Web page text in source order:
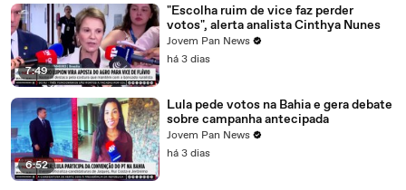
7:49
"Escolha ruim de vice faz perder
votos", alerta analista Cinthya Nunes
Jovem Pan News
há 3 dias
6:52
Lula pede votos na Bahia e gera debate
sobre campanha antecipada
Jovem Pan News
há 3 dias